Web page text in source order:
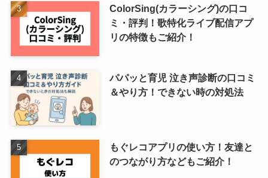
ColorSing(カラーシング)の口コ
ミ・評判！歌特化ライブ配信アプ
リの特徴もご紹介！
パパッと育児 泣き声診断の口コミ
＆やり方！できない時の対処法
もぐレコアプリの使い方！友達と
のつながり方などもご紹介！